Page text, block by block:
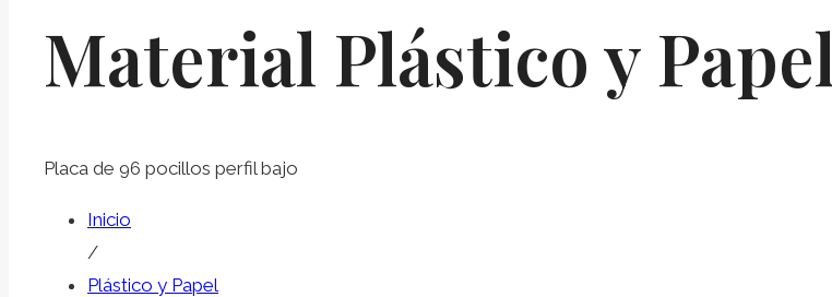
Material Plástico y Papel
Placa de 96 pocillos perfil bajo
Inicio
/
Plástico y Papel